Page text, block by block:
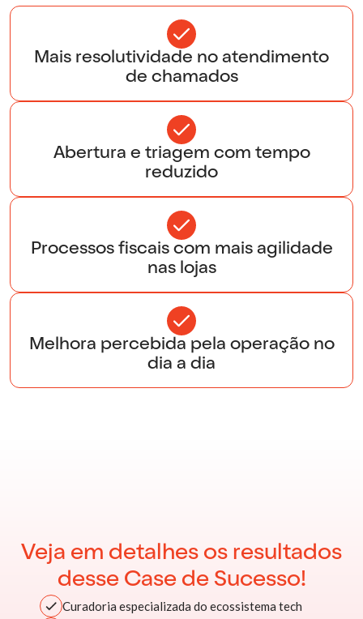
Mais resolutividade no atendimento
de chamados
Abertura e triagem com tempo
reduzido
Processos fiscais com mais agilidade
nas lojas
Melhora percebida pela operação no
dia a dia
Veja em detalhes os resultados
desse Case de Sucesso!
Curadoria especializada do ecossistema tech